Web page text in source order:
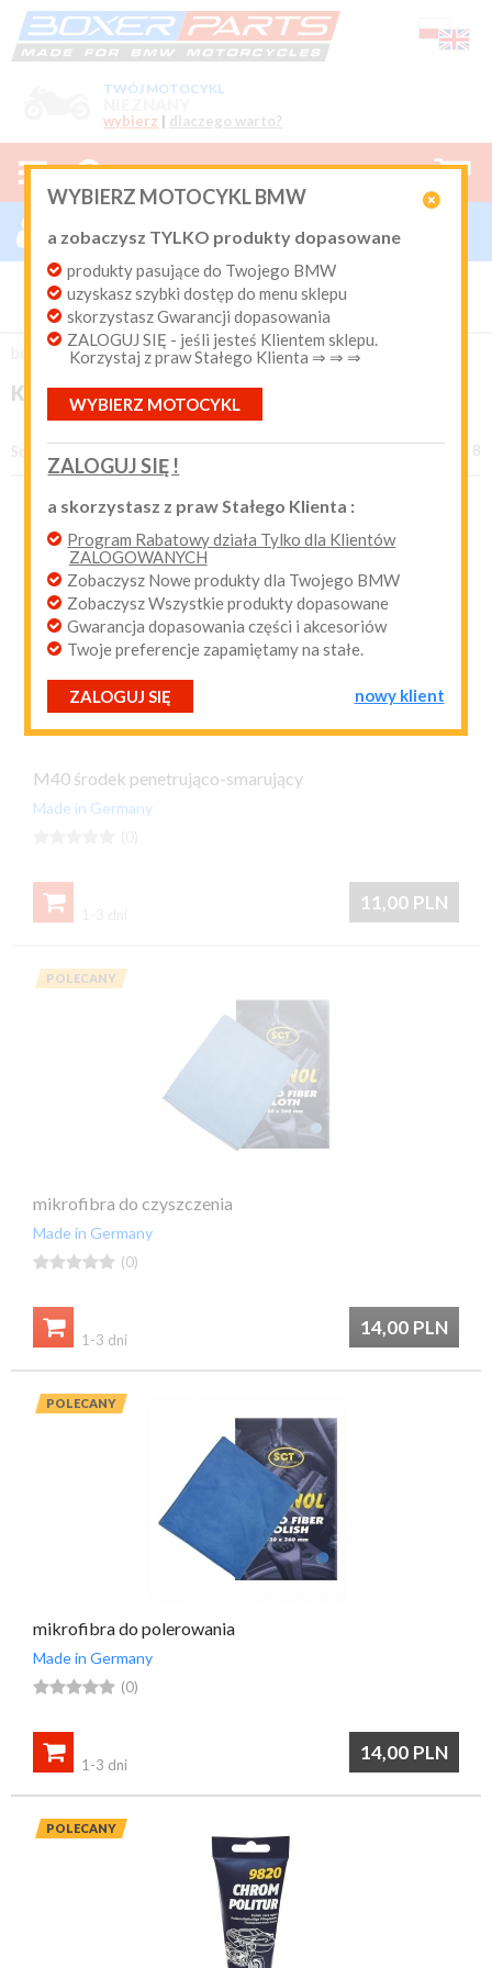
TWÓJ MOTOCYKL
wybierz | dlaczego warto?

WYBIERZ MOTOCYKL BMW
a zobaczysz TYLKO produkty dopasowane
produkty pasujące do Twojego BMW
uzyskasz szybki dostęp do menu sklepu
skorzystasz Gwarancji dopasowania
ZALOGUJ SIĘ - jeśli jesteś Klientem sklepu.
Korzystaj z praw Stałego Klienta ⇒ ⇒ ⇒
WYBIERZ MOTOCYKL
ZALOGUJ SIĘ !
a skorzystasz z praw Stałego Klienta :
Program Rabatowy działa Tylko dla Klientów
ZALOGOWANYCH
Zobaczysz Nowe produkty dla Twojego BMW
Zobaczysz Wszystkie produkty dopasowane
Gwarancja dopasowania części i akcesoriów
Twoje preferencje zapamiętamy na stałe.
ZALOGUJ SIĘ nowy klient
  
0
 Nowy klient
Login:
Hasło:
przypomnij mi hasło nowy klient
Produkty dopasowane do Twojego motocykla
BMW. Program Rabatowy po pierwszych zakupach. Od 20
lat on-line kurier Inpost i Paczkomat od 9.90 zł
boxer-parts / EKSPLOATACJA / Kosmetyki motocyklowe
KOSMETYKI MOTOCYKLOWE
Sortuj według produkty 1 - 8 z 8
M40 środek penetrująco-smarujący
Made in Germany
11,00 PLN

POLECANY
mikrofibra do czyszczenia
Made in Germany
 (0)
14,00 PLN

1-3 dni
POLECANY
mikrofibra do polerowania
Made in Germany
 (0)
14,00 PLN

1-3 dni
POLECANY